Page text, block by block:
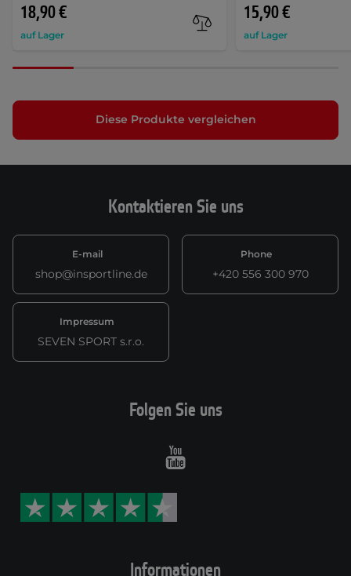
18,90 €
auf Lager
15,90 €
auf Lager
Diese Produkte vergleichen
Kontaktieren Sie uns
E-mail
shop@insportline.de
Phone
+420 556 300 970
Impressum
SEVEN SPORT s.r.o.
Informationen
Folgen Sie uns
Youtube